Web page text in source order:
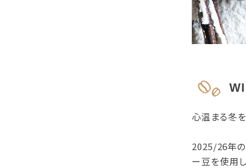
心温まる冬
2025/26年
ー豆を使用